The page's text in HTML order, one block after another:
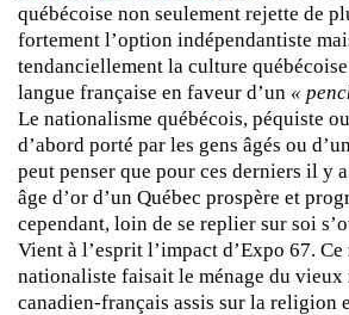
québécoise non seulement rejette de
fortement l’option indépendantiste
tendanciellement la culture
langue française en faveur d’un «
Le nationalisme québécois, péquiste
d’abord porté par les gens âgés ou
peut penser que pour ces derniers il y
âge d’or d’un Québec prospère et
cependant, loin de se replier sur soi
Vient à l’esprit l’impact d’Expo 67. Ce
nationaliste faisait le ménage du vieux
canadien-français assis sur la religion